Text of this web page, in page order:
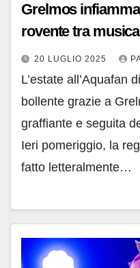
Grelmos
rovente tra
20 LUGLIO 2025
L’estate all’Aquafan
bollente grazie a
graffiante e seguita
Ieri pomeriggio, la
fatto letteralmente…